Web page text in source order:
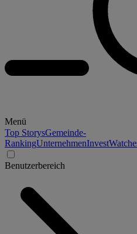
Menü
Top StorysGemeinde-
RankingUnternehmenInvest
Benutzerbereich